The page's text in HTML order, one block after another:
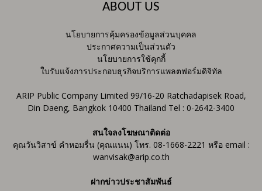
ABOUT US
นโยบายการคุ้มครองข้อมูลส่วนบุคคล
ประกาศความเป็นส่วนตัว
นโยบายการใช้คุกกี้
ใบรับแจ้งการประกอบธุรกิจบริการแพลตฟอร์มดิจิทัล
ARIP Public Company Limited 99/16-20 Ratchadapisek Road,
Din Daeng, Bangkok 10400 Thailand Tel : 0-2642-3400
สนใจลงโฆษณาติดต่อ
คุณวันวิสาข์ คำหอมรื่น (คุณแนน) โทร. 08-1668-2221 หรือ email :
wanvisak@arip.co.th
ฝากข่าวประชาสัมพันธ์